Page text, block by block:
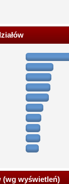
(wg wyświetleń)